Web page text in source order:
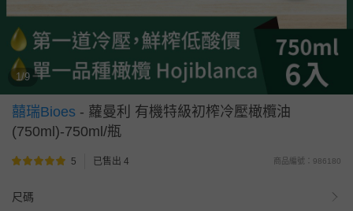
1/9
囍瑞Bioes - 蘿曼利 有機特級初榨冷壓橄欖油
(750ml)-750ml/瓶
5 已售出 4 商品編號：986180
尺碼